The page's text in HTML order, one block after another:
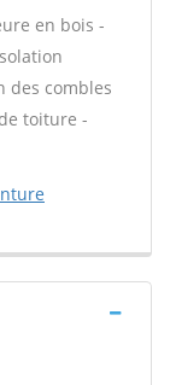
en bois -
des combles
toiture -